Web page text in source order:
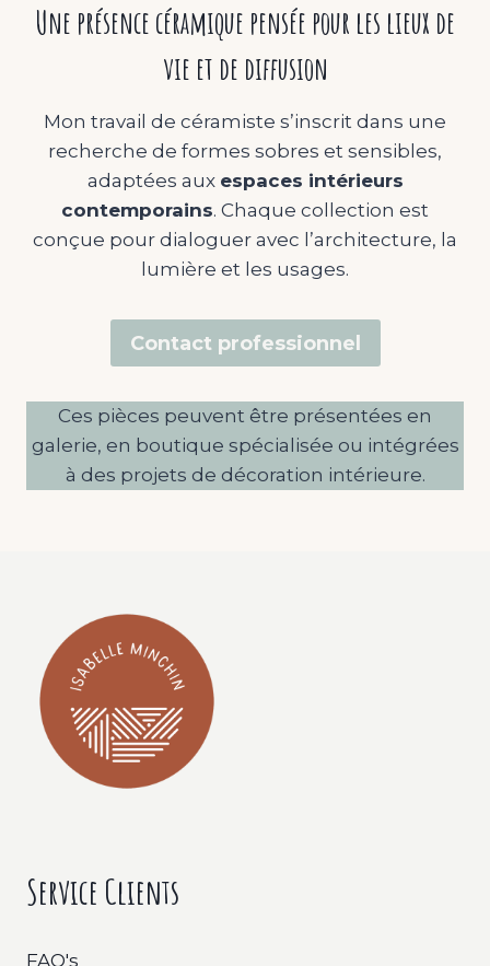
Une présence céramique pensée pour les lieux de
vie et de diffusion
Mon travail de céramiste s’inscrit dans une
recherche de formes sobres et sensibles,
adaptées aux espaces intérieurs
contemporains. Chaque collection est
conçue pour dialoguer avec l’architecture, la
lumière et les usages.
Contact professionnel
Ces pièces peuvent être présentées en
galerie, en boutique spécialisée ou intégrées
à des projets de décoration intérieure.
Service Clients
FAQ's